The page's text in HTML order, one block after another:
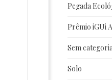
Pegada
Prêmio iGUi
Sem categoria
Solo